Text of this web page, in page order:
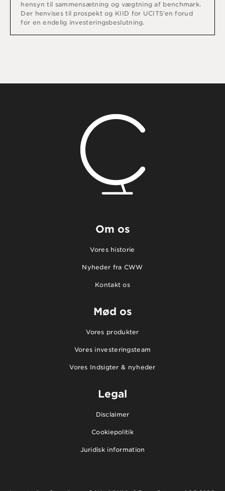
hensyn til sammensætning og vægtning af benchmark.
Der henvises til prospekt og KIID for UCITS’en forud
for en endelig investeringsbeslutning.
Om os
Vores historie
Nyheder fra CWW
Kontakt os
Mød os
Vores produkter
Vores investeringsteam
Vores Indsigter & nyheder
Legal
Disclaimer
Cookiepolitik
Juridisk information